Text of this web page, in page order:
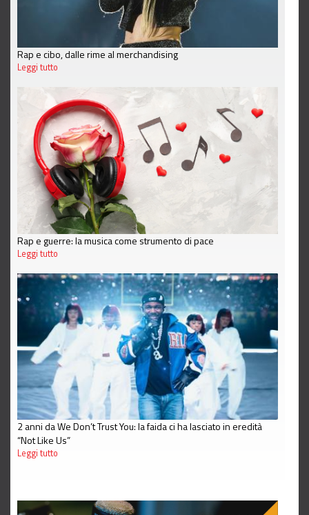
Rap e cibo, dalle rime al merchandising
Leggi tutto
Rap e guerre: la musica come strumento di pace
Leggi tutto
2 anni da We Don’t Trust You: la faida ci ha lasciato in eredità
“Not Like Us”
Leggi tutto